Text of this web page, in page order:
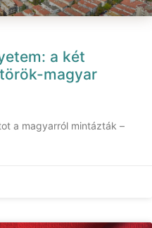
a két
magyar
a magyarról mintázták –